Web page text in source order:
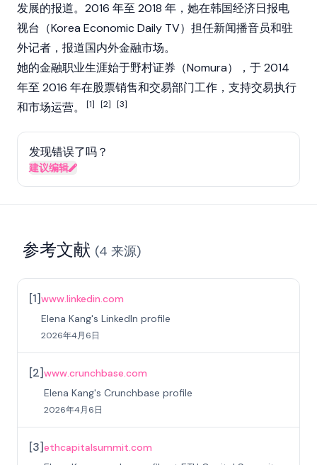
发展的报道。2016 年至 2018 年，她在韩国经济日报电
视台（Korea Economic Daily TV）担任新闻播音员和驻
外记者，报道国内外金融市场。
她的金融职业生涯始于野村证券（Nomura），于 2014
年至 2016 年在股票销售和交易部门工作，支持交易执行
和市场运营。
[1] [2] [3]
发现错误了吗？
建议编辑
参考文献 (4 来源)
[1]www.linkedin.com
Elena Kang's LinkedIn profile
2026年4月6日
[2]www.crunchbase.com
Elena Kang's Crunchbase profile
2026年4月6日
[3]ethcapitalsummit.com